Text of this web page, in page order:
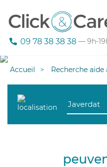
09 78 38 38 38 — 9h-
Accueil Recherche